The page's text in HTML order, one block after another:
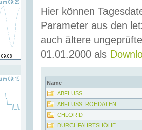
Hier können
Parameter aus den
auch ältere
01.01.2000 als
Name
ABFLUSS
ABFLUSS_ROHDATEN
CHLORID
DURCHFAHRTSHÖHE